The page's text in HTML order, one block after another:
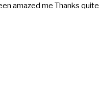
amazed me Thanks quite